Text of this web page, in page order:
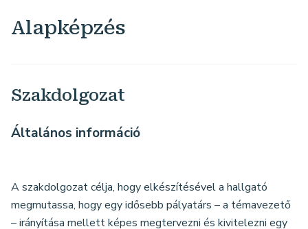
Alapképzés
Szakdolgozat
Általános információ
A szakdolgozat célja, hogy elkészítésével a hallgató
megmutassa, hogy egy idősebb pályatárs – a témavezető
– irányítása mellett képes megtervezni és kivitelezni egy